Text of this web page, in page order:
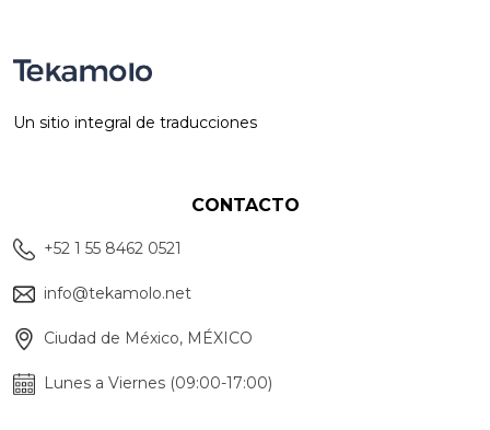
Un sitio integral de traducciones
CONTACTO
+52 1 55 8462 0521
info@tekamolo.net
Ciudad de México, MÉXICO
Lunes a Viernes (09:00-17:00)